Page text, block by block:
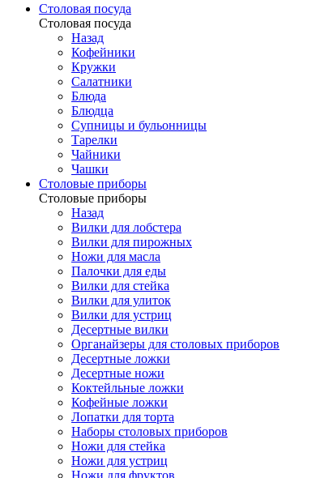
Столовая посуда
Столовая посуда
Назад
Кофейники
Кружки
Салатники
Блюда
Блюдца
Супницы и бульонницы
Тарелки
Чайники
Чашки
Cтоловые приборы
Cтоловые приборы
Назад
Вилки для лобстера
Вилки для пирожных
Ножи для масла
Палочки для еды
Вилки для стейка
Вилки для улиток
Вилки для устриц
Десертные вилки
Органайзеры для столовых приборов
Десертные ложки
Десертные ножи
Коктейльные ложки
Кофейные ложки
Лопатки для торта
Наборы столовых приборов
Ножи для стейка
Ножи для устриц
Ножи для фруктов